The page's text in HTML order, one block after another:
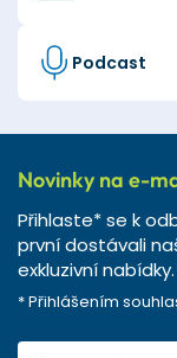
Podcast
Novinky na e-
Přihlaste* se k
první dostávali
exkluzivní nabídky.
* Přihlášením